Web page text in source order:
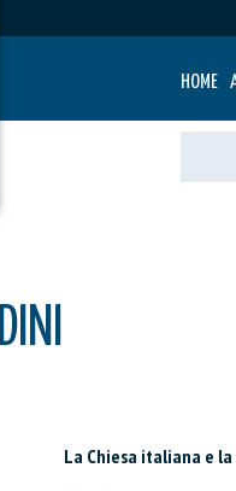
HOME
La Chiesa italiana e